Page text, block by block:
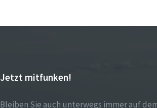
Jetzt mitfunken!
Bleiben Sie auch unterwegs immer auf